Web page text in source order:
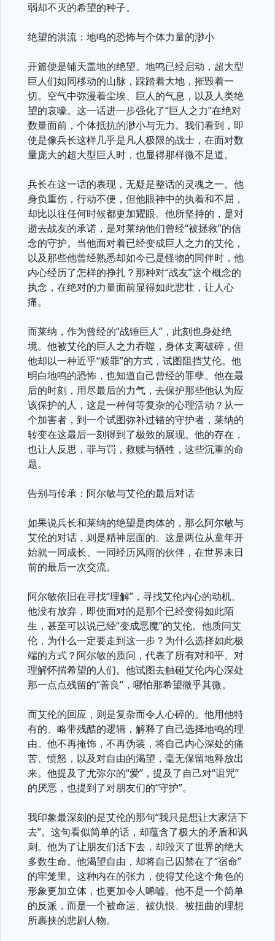
弱却不灭的希望的种子。
绝望的洪流：地鸣的恐怖与个体力量的渺小
开篇便是铺天盖地的绝望。地鸣已经启动，超大型
巨人们如同移动的山脉，踩踏着大地，摧毁着一
切。空气中弥漫着尘埃、巨人的气息，以及人类绝
望的哀嚎。这一话进一步强化了“巨人之力”在绝对
数量面前，个体抵抗的渺小与无力。我们看到，即
使是像兵长这样几乎是凡人极限的战士，在面对数
量庞大的超大型巨人时，也显得那样微不足道。
兵长在这一话的表现，无疑是整话的灵魂之一。他
身负重伤，行动不便，但他眼神中的执着和不屈，
却比以往任何时候都更加耀眼。他所坚持的，是对
逝去战友的承诺，是对莱纳他们曾经“被拯救”的信
念的守护。当他面对着已经变成巨人之力的艾伦，
以及那些他曾经熟悉却如今已是怪物的同伴时，他
内心经历了怎样的挣扎？那种对“战友”这个概念的
执念，在绝对的力量面前显得如此悲壮，让人心
痛。
而莱纳，作为曾经的“战锤巨人”，此刻也身处绝
境。他被艾伦的巨人之力吞噬，身体支离破碎，但
他却以一种近乎“赎罪”的方式，试图阻挡艾伦。他
明白地鸣的恐怖，也知道自己曾经的罪孽。他在最
后的时刻，用尽最后的力气，去保护那些他认为应
该保护的人，这是一种何等复杂的心理活动？从一
个加害者，到一个试图弥补过错的守护者，莱纳的
转变在这最后一刻得到了极致的展现。他的存在，
也让人反思，罪与罚，救赎与牺牲，这些沉重的命
题。
告别与传承：阿尔敏与艾伦的最后对话
如果说兵长和莱纳的绝望是肉体的，那么阿尔敏与
艾伦的对话，则是精神层面的。这是两位从童年开
始就一同成长、一同经历风雨的伙伴，在世界末日
前的最后一次交流。
阿尔敏依旧在寻找“理解”，寻找艾伦内心的动机。
他没有放弃，即使面对的是那个已经变得如此陌
生，甚至可以说已经“变成恶魔”的艾伦。他质问艾
伦，为什么一定要走到这一步？为什么选择如此极
端的方式？阿尔敏的质问，代表了所有对和平、对
理解怀揣希望的人们。他试图去触碰艾伦内心深处
那一点点残留的“善良”，哪怕那希望微乎其微。
而艾伦的回应，则是复杂而令人心碎的。他用他特
有的、略带残酷的逻辑，解释了自己选择地鸣的理
由。他不再掩饰，不再伪装，将自己内心深处的痛
苦、愤怒，以及对自由的渴望，毫无保留地释放出
来。他提及了尤弥尔的“爱”，提及了自己对“诅咒”
的厌恶，也提到了对朋友们的“守护”。
我印象最深刻的是艾伦的那句“我只是想让大家活下
去”。这句看似简单的话，却蕴含了极大的矛盾和讽
刺。他为了让朋友们活下去，却毁灭了世界的绝大
多数生命。他渴望自由，却将自己囚禁在了“宿命”
的牢笼里。这种内在的张力，使得艾伦这个角色的
形象更加立体，也更加令人唏嘘。他不是一个简单
的反派，而是一个被命运、被仇恨、被扭曲的理想
所裹挟的悲剧人物。